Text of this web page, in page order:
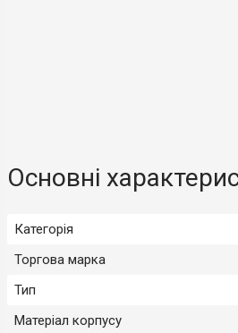
Основні
Категорія
Торгова марка
Тип
Матеріал корпусу